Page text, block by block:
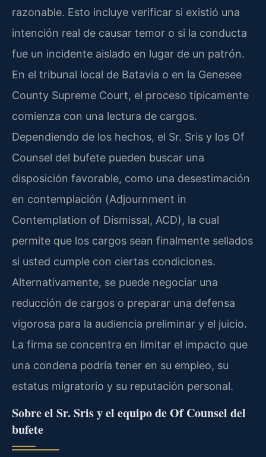
razonable. Esto incluye verificar si existió una
intención real de causar temor o si la conducta
fue un incidente aislado en lugar de un patrón.
En el tribunal local de Batavia o en la Genesee
County Supreme Court, el proceso típicamente
comienza con una lectura de cargos.
Dependiendo de los hechos, el Sr. Sris y los Of
Counsel del bufete pueden buscar una
disposición favorable, como una desestimación
en contemplación (Adjournment in
Contemplation of Dismissal, ACD), la cual
permite que los cargos sean finalmente sellados
si usted cumple con ciertas condiciones.
Alternativamente, se puede negociar una
reducción de cargos o preparar una defensa
vigorosa para la audiencia preliminar y el juicio.
La firma se concentra en limitar el impacto que
una condena podría tener en su empleo, su
estatus migratorio y su reputación personal.
Sobre el Sr. Sris y el equipo deOf Counsel del
bufete